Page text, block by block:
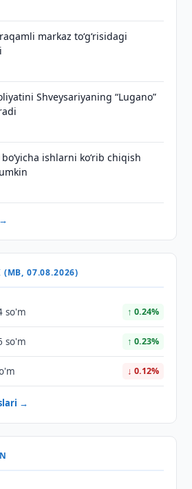
markaz toʻgʻrisidagi
Shveysariyaning “Lugano”
bo‘yicha ishlarni ko‘rib chiqish
(MB, 07.08.2026)
so'm ↑ 0.24%
so'm ↑ 0.23%
↓ 0.12%
→